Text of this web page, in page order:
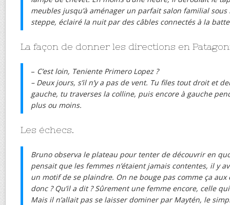
meubles jusqu’à aménager un parfait salon familial
steppe, éclairé la nuit par des câbles connectés à la
La façon de donner les directions en
– C’est loin, Teniente Primero Lopez ?
– Deux jours, s’il n’y a pas de vent. Tu files tout droit et
gauche, tu traverses la colline, puis encore à gauche
plus ou moins.
Les échecs.
Bruno observa le plateau pour tenter de découvrir en
pensait que les femmes n’étaient jamais contentes, il y
un motif de se plaindre. On ne bouge pas comme ça aux
donc ? Qu’il a dit ? Sûrement une femme encore, celle
Mais il n’allait pas se laisser dominer par Maytén, le